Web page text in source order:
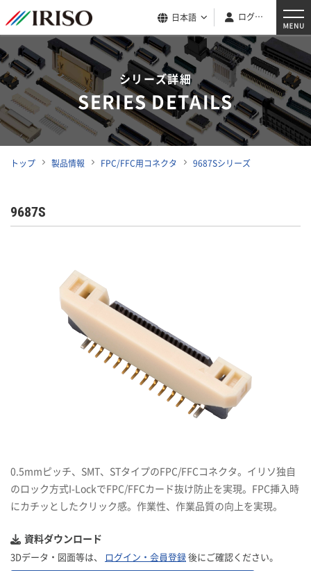
日本語 ログイン
シリーズ詳細
SERIES DETAILS
トップ 製品情報 FPC/FFC用コネクタ 9687Sシリーズ
9687S
0.5mmピッチ、SMT、STタイプのFPC/FFCコネクタ。イリソ独自
のロック方式I-LockでFPC/FFCカード抜け防止を実現。FPC挿入時
にカチッとしたクリック感。作業性、作業品質の向上を実現。
資料ダウンロード
3Dデータ・図面等は、 ログイン・会員登録後にご確認ください。